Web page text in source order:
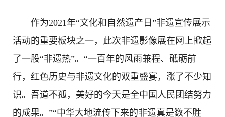
作为2021年“文化和自然遗产日”非遗宣传展示
活动的重要板块之一，此次非遗影像展在网上掀起
了一股“非遗热”。“一百年的风雨兼程、砥砺前
行，红色历史与非遗文化的双重盛宴，涨了不少知
识。吾道不孤，美好的今天是全中国人民团结努力
的成果。”“中华大地流传下来的非遗真是数不胜